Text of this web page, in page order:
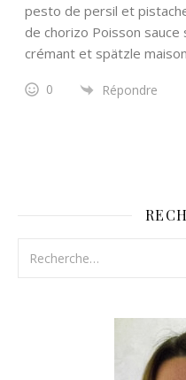
pesto de persil et
de chorizo Poisson
crémant et spätzle
0 Répondre